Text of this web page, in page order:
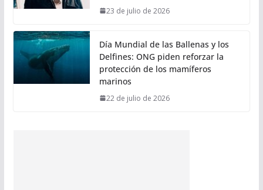
23 de julio de 2026
Día Mundial de las Ballenas y los
Delfines: ONG piden reforzar la
protección de los mamíferos
marinos
22 de julio de 2026